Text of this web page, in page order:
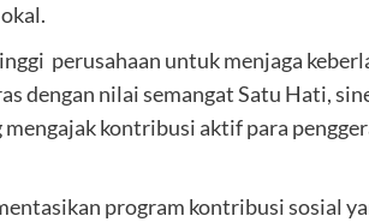
perusahaan untuk menjaga
dengan nilai semangat Satu Hati,
kontribusi aktif para
program kontribusi sosial